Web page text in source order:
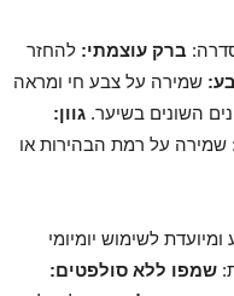
ברק עוצמתי: להחזר
שמירה על צבע חי ומראה
השונים בשיער. גוון:
שמירה על רמת הבהירות או
לשימוש יומיומי
שמפו ללא סולפטים: